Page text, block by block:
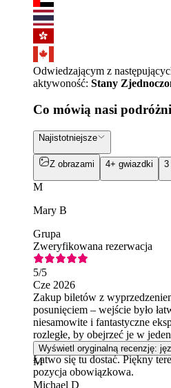
Odwiedzającym z
aktywoność: Stany
Co mówią nasi
Najistotniejsze
Z obrazami 4+ gwiazdki 3
M
Mary B
Grupa
Zweryfikowana rezerwacja
5/5
Cze 2026
Zakup biletów z
posunięciem – wejście było
niesamowite i fantastyczne
rozległe, by obejrzeć je w
atrakcje można spokojnie
Łatwo się tu dostać. Piękny
pozycja obowiązkowa.
Wyświetl oryginalną recenzję:
M
Michael D